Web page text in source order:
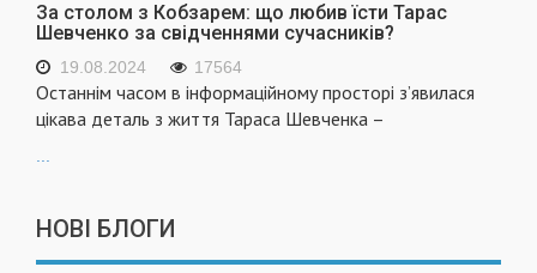
За столом з Кобзарем: що любив їсти Тарас
Шевченко за свідченнями сучасників?
19.08.2024 17564
Останнім часом в інформаційному просторі з’явилася
цікава деталь з життя Тараса Шевченка –
...
НОВІ БЛОГИ